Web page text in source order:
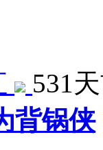
531
背锅侠